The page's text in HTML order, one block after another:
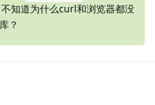
知道为什么curl和浏览器都没
？